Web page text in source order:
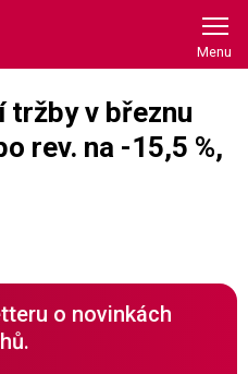
tržby v březnu
rev. na -15,5 %,
o novinkách